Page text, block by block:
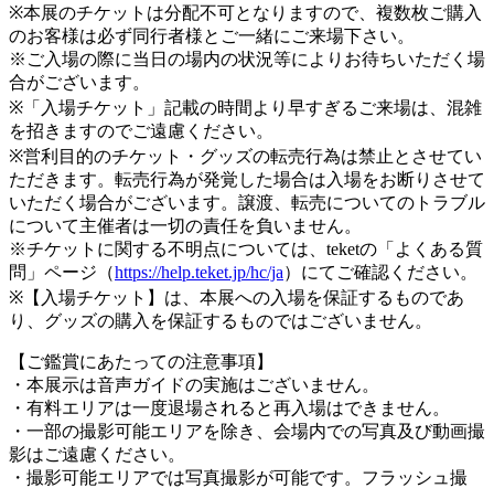
※本展のチケットは分配不可となりますので、複数枚ご購入
のお客様は必ず同行者様とご一緒にご来場下さい。
※ご入場の際に当日の場内の状況等によりお待ちいただく場
合がございます。
※「入場チケット」記載の時間より早すぎるご来場は、混雑
を招きますのでご遠慮ください。
※営利目的のチケット・グッズの転売行為は禁止とさせてい
ただきます。転売行為が発覚した場合は入場をお断りさせて
いただく場合がございます。譲渡、転売についてのトラブル
について主催者は一切の責任を負いません。
※チケットに関する不明点については、teketの「よくある質
問」ページ（https://help.teket.jp/hc/ja）にてご確認ください。
※【入場チケット】は、本展への入場を保証するものであ
り、グッズの購入を保証するものではございません。
【ご鑑賞にあたっての注意事項】
・本展示は音声ガイドの実施はございません。
・有料エリアは一度退場されると再入場はできません。
・一部の撮影可能エリアを除き、会場内での写真及び動画撮
影はご遠慮ください。
・撮影可能エリアでは写真撮影が可能です。フラッシュ撮